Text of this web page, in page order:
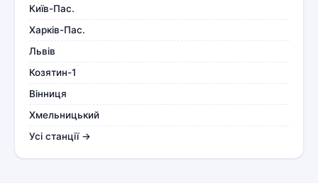
Київ-Пас.
Харків-Пас.
Львів
Козятин-1
Вінниця
Хмельницький
Усі станції →